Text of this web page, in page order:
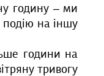
годину – ми
на іншу
години на
тривогу